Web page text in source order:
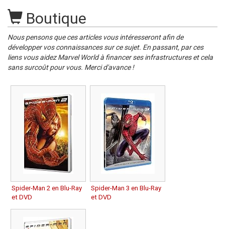
Boutique
Nous pensons que ces articles vous intéresseront afin de
développer vos connaissances sur ce sujet. En passant, par ces
liens vous aidez Marvel World à financer ses infrastructures et cela
sans surcoût pour vous. Merci d'avance !
Spider-Man 2 en Blu-Ray
et DVD
Spider-Man 3 en Blu-Ray
et DVD